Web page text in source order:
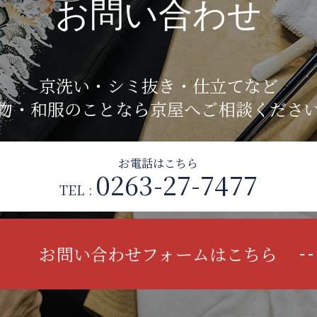
お問い合わせ
京洗い・シミ抜き・仕立てなど
・和服のことなら京屋へご相談くださ
お電話はこちら
TEL : 0263-27-7477
お問い合わせフォームはこちら